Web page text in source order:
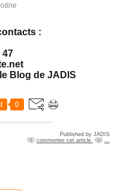
:
47
Blog de JADIS
0
Published by JADIS
commenter cet article